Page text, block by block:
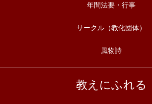
年間法要・行事
サークル（教化団体）
風物詩
教えにふれる